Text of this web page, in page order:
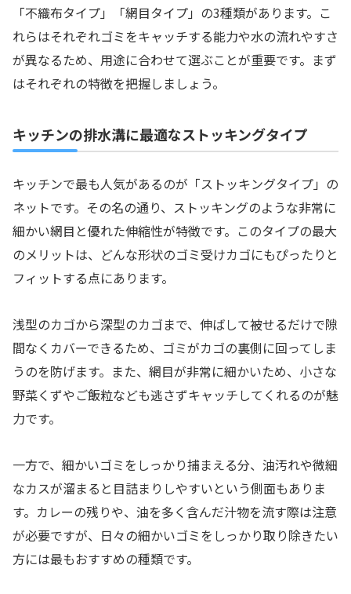
「不織布タイプ」「網目タイプ」の3種類があります。こ
れらはそれぞれゴミをキャッチする能力や水の流れやすさ
が異なるため、用途に合わせて選ぶことが重要です。まず
はそれぞれの特徴を把握しましょう。
キッチンの排水溝に最適なストッキングタイプ
キッチンで最も人気があるのが「ストッキングタイプ」の
ネットです。その名の通り、ストッキングのような非常に
細かい網目と優れた伸縮性が特徴です。このタイプの最大
のメリットは、どんな形状のゴミ受けカゴにもぴったりと
フィットする点にあります。
浅型のカゴから深型のカゴまで、伸ばして被せるだけで隙
間なくカバーできるため、ゴミがカゴの裏側に回ってしま
うのを防げます。また、網目が非常に細かいため、小さな
野菜くずやご飯粒なども逃さずキャッチしてくれるのが魅
力です。
一方で、細かいゴミをしっかり捕まえる分、油汚れや微細
なカスが溜まると目詰まりしやすいという側面もありま
す。カレーの残りや、油を多く含んだ汁物を流す際は注意
が必要ですが、日々の細かいゴミをしっかり取り除きたい
方には最もおすすめの種類です。